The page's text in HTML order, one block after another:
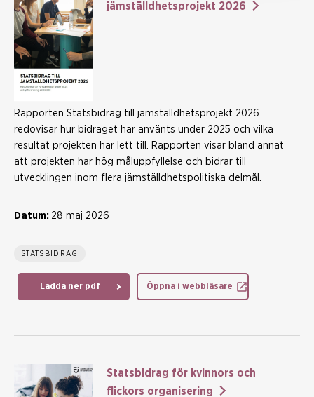
jämställdhetsprojekt 2026
Rapporten Statsbidrag till jämställdhetsprojekt 2026
redovisar hur bidraget har använts under 2025 och vilka
resultat projekten har lett till. Rapporten visar bland annat
att projekten har hög måluppfyllelse och bidrar till
utvecklingen inom flera jämställdhetspolitiska delmål.
Datum: 28 maj 2026
STATSBIDRAG
Ladda ner pdf Öppna i webbläsare
Statsbidrag för kvinnors och
flickors organisering